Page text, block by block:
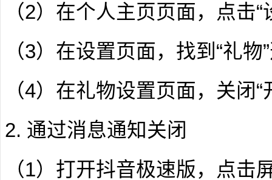
（2）在个人主页页面，点击“
（3）在设置页面，找到“礼
（4）在礼物设置页面，关闭
2. 通过消息通知关闭
（1）打开抖音极速版，点击